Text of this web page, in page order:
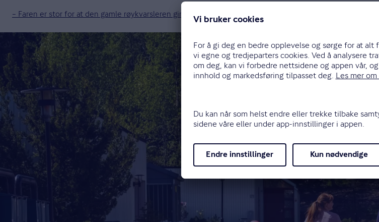
– Faren er stor for at den gamle røykvarsleren gir en falsk trygghet